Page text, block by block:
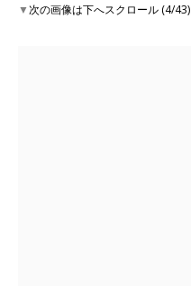
▼次の画像は下へスクロール (4/43)